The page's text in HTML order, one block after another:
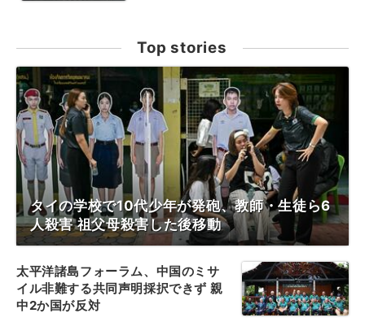
Top stories
タイの学校で10代少年が発砲、教師・生徒ら6
人殺害 祖父母殺害した後移動
太平洋諸島フォーラム、中国のミサ
イル非難する共同声明採択できず 親
中2か国が反対